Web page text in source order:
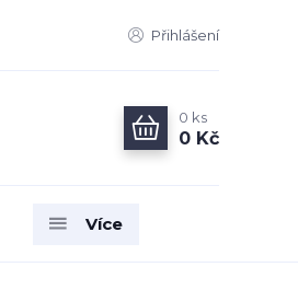
Přihlášení
0 ks
0 Kč
Více